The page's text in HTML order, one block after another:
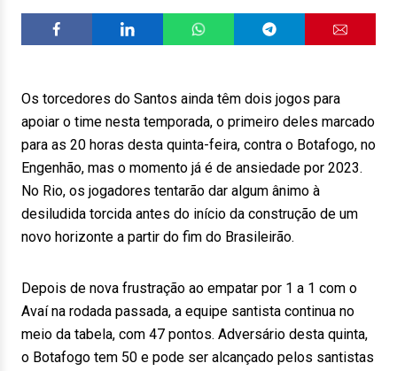
Os torcedores do Santos ainda têm dois jogos para
apoiar o time nesta temporada, o primeiro deles marcado
para as 20 horas desta quinta-feira, contra o Botafogo, no
Engenhão, mas o momento já é de ansiedade por 2023.
No Rio, os jogadores tentarão dar algum ânimo à
desiludida torcida antes do início da construção de um
novo horizonte a partir do fim do Brasileirão.
Depois de nova frustração ao empatar por 1 a 1 com o
Avaí na rodada passada, a equipe santista continua no
meio da tabela, com 47 pontos. Adversário desta quinta,
o Botafogo tem 50 e pode ser alcançado pelos santistas